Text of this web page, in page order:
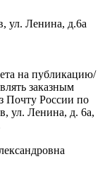
ул. Ленина, д.6а
на публикацию/
заказным
Почту России по
ул. Ленина, д. 6а,